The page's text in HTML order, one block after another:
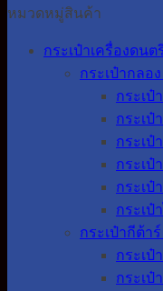
หมวดหมู่สินค้า
กระเป๋าเครื่องดนต
กระเป๋ากลอ
กระเป๋
กระเป๋
กระเป๋
กระเป๋
กระเป๋
กระเป๋
กระเป๋ากีต้าร์
กระเป๋
กระเป๋